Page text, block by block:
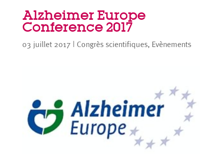
Alzheimer Europe
Conference 2017
03 juillet 2017 | Congrès scientifiques, Evènements